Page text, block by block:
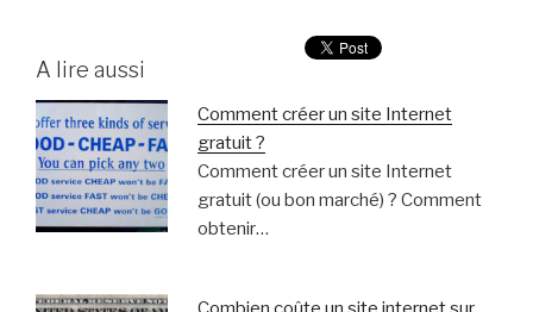
A lire aussi
Comment créer un site Internet
gratuit ?
Comment créer un site Internet
gratuit (ou bon marché) ? Comment
obtenir…